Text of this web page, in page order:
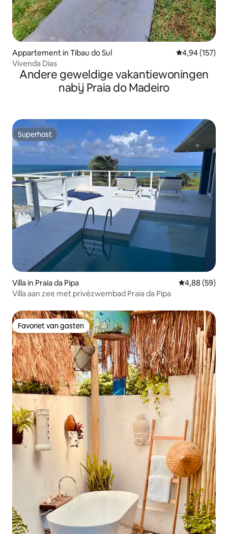
Appartement in Tibau do Sul Gemiddelde
4,94 (157)
Vivenda Dias
Andere geweldige vakantiewoningen
nabij Praia do Madeiro
Superhost
Superhost
Villa in Praia da Pipa Gemiddelde
4,88 (59)
Villa aan zee met privézwembad Praia da Pipa
Favoriet van gasten
Favoriet van gasten